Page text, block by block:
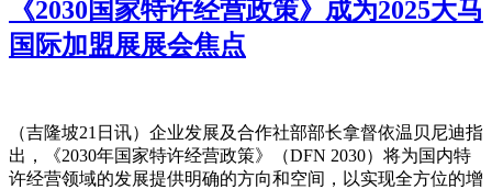
《2030国家特许经营政策》成为2025大马
国际加盟展展会焦点
（吉隆坡21日讯）企业发展及合作社部部长拿督依温贝尼迪指
出，《2030年国家特许经营政策》（DFN 2030）将为国内特
许经营领域的发展提供明确的方向和空间，以实现全方位的增